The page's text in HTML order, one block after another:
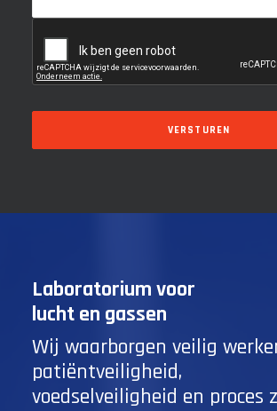
Laboratorium voor
lucht en gassen
Wij waarborgen veilig
patiëntveiligheid,
voedselveiligheid en proces